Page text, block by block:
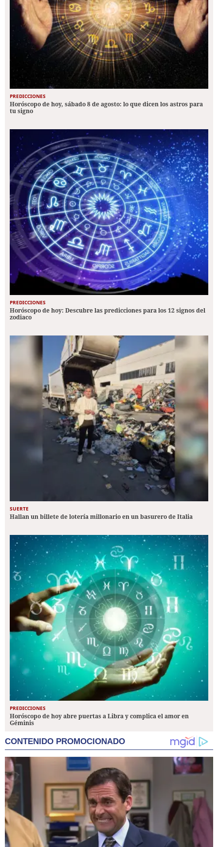
PREDICCIONES
Horóscopo de hoy, sábado 8 de agosto: lo que dicen los astros para
tu signo
PREDICCIONES
Horóscopo de hoy: Descubre las predicciones para los 12 signos del
zodiaco
SUERTE
Hallan un billete de lotería millonario en un basurero de Italia
PREDICCIONES
Horóscopo de hoy abre puertas a Libra y complica el amor en
Géminis
CONTENIDO PROMOCIONADO